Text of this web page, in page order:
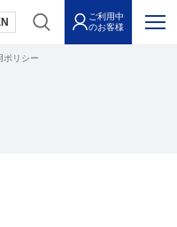
ご利用中
のお客様
ポリシー